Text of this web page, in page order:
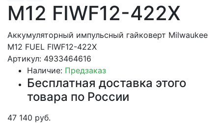
M12 FIWF12-422X
Аккумуляторный импульсный гайковерт Milwaukee
M12 FUEL FIWF12-422X
Артикул: 4933464616
Наличие: Предзаказ
Бесплатная доставка этого
товара по России
47 140 руб.